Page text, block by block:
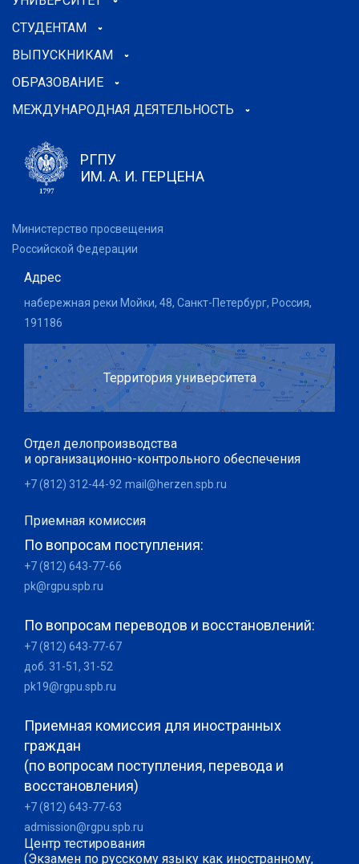
СТУДЕНТАМ
ВЫПУСКНИКАМ
ОБРАЗОВАНИЕ
МЕЖДУНАРОДНАЯ ДЕЯТЕЛЬНОСТЬ
РГПУ
ИМ. А. И. ГЕРЦЕНА
Министерство просвещения
Российской Федерации
Адрес
набережная реки Мойки, 48, Санкт-Петербург, Россия,
191186
Территория университета
Отдел делопроизводства
и организационно-контрольного обеспечения
+7 (812) 312-44-92 mail@herzen.spb.ru
Приемная комиссия
По вопросам поступления:
+7 (812) 643-77-66
pk@rgpu.spb.ru
По вопросам переводов и восстановлений:
+7 (812) 643-77-67
доб. 31-51, 31-52
pk19@rgpu.spb.ru
Приемная комиссия для иностранных
граждан
(по вопросам поступления, перевода и
восстановления)
+7 (812) 643-77-63
admission@rgpu.spb.ru
Центр тестирования
(Экзамен по русскому языку как иностранному,